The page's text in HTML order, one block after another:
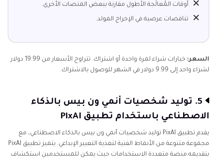
أوقات المُعالَجة الأطول مقارنة ببعض المنصات الأخرى.
تناقضات عرضية في الإخراج المولد.
السعر:
خيارات شراء لمرة واحدة أو اشتراك. تتراوح الأسعار من 19.99 دولار
لشراء واحد إلى 9.99 دولار في الشهر للوصول بالاشتراك.
5. توليد شخصيات أنمي ون بيس بالذكاء
الاصطناعي باستخدام تطبيق PixAI
يقدم تطبيق PixAI توليد شخصيات أنمي ون بيس بالذكاء الاصطناعي، مع
مجموعة متنوعة من الأنماط الفنية لتغذية التعبير الإبداعي. يتميز تطبيق PixAI
بتقديمه منصة متعددة الاستخدامات حيث يمكن للمستخدمين استكشاف